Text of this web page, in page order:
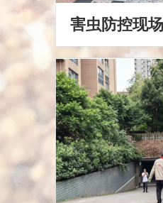
害虫防控现